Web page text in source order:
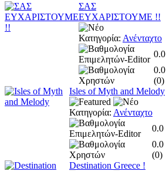
ΣΑΣ
ΕΥΧΑΡΙΣΤΟΥΜΕ !!
Κατηγορία: Ανένταχτο
0.0
0.0
(0)
Isles of Myth and Melody
Κατηγορία: Ανένταχτο
0.0
0.0
(0)
Destination Greece !